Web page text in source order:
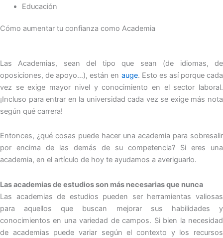
Educación
Cómo aumentar tu confianza como Academia
Las Academias, sean del tipo que sean (de idiomas, de
oposiciones, de apoyo…), están en auge. Esto es así porque cada
vez se exige mayor nivel y conocimiento en el sector laboral.
¡Incluso para entrar en la universidad cada vez se exige más nota
según qué carrera!
Entonces, ¿qué cosas puede hacer una academia para sobresalir
por encima de las demás de su competencia? Si eres una
academia, en el artículo de hoy te ayudamos a averiguarlo.
Las academias de estudios son más necesarias que nunca
Las academias de estudios pueden ser herramientas valiosas
para aquellos que buscan mejorar sus habilidades y
conocimientos en una variedad de campos. Si bien la necesidad
de academias puede variar según el contexto y los recursos